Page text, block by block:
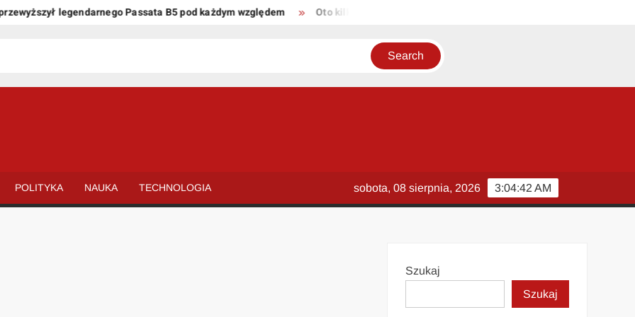
legendarnego Passata B5 pod każdym względem Oto kilka propozycji unikalnych tytułów zachowujących sens
POLITYKA NAUKA TECHNOLOGIA 3:04:43 AM
sobota, 08 sierpnia, 2026
Szukaj
Szukaj